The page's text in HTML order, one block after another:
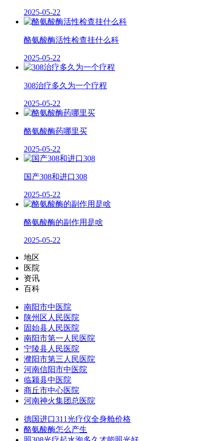
2025-05-22
酪氨酸酶活性检查挂什么科
2025-05-22
308治疗多久为一个疗程
2025-05-22
酪氨酸酶药哪里买
2025-05-22
国产308和进口308
2025-05-22
酪氨酸酶的副作用是啥
2025-05-22
地区
医院
资讯
百科
南阳市中医院
陕州区人民医院
固始县人民医院
南阳市第一人民医院
宁陵县人民医院
濮阳市第三人民医院
河南信阳市中医院
临颍县中医院
商丘市中心医院
河南神火集团总医院
德国进口311光疗仪全身舱价格
酪氨酸酶怎么产生